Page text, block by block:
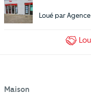
Loué par
Maison